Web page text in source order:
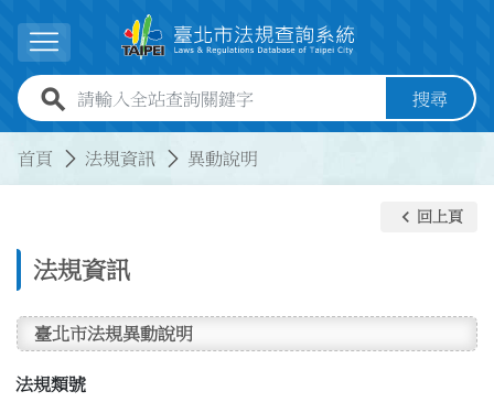
展開選單
全站查詢關鍵字欄位 搜尋
首頁 法規資訊 異動說明
法規資訊
keyboard_arrow_left 回上頁
臺北市法規異動說明
法規類號